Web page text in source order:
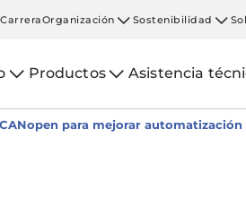
CarreraOrganización Sostenibilidad
Productos Asistencia
CANopen para mejorar